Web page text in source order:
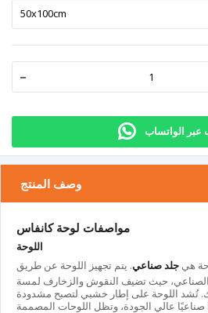
-
عبر الواتساب
وصف المنتج
مواصفات لوحة كانفاس
اللوحة
هي جلد صناعي. يتم تجهيز اللوحة عن طريق
الصناعي، حيث تضيف النقوش والزخارف لمسة
تُشد اللوحة على إطار خشبي لتصبح مشدودة
صناعيًا عالي الجودة، وتظل اللوحات المصممة